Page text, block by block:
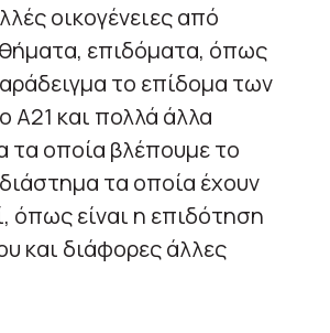
οικογένειες από
επιδόματα, όπως
το επίδομα των
Α21 και πολλά άλλα
τα οποία βλέπουμε το
τα οποία έχουν
όπως είναι η επιδότηση
και διάφορες άλλες